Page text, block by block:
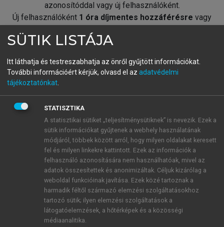
azonosítóddal vagy új felhasználóként.
Új felhasználóként 1 óra díjmentes hozzáférésre vagy
fiókoddal,vagy hozz létre új fiókot.
A regisztráció után apróbaidőszakautomatikusan
BELÉPÉS SAJÁT FIÓKKAL
ÚJ FIÓK LÉTREHOZÁSA
1 óra díjmentes hozzáférés
E-MAIL-CÍM
SÜTIK LISTÁJA
Itt láthatja és testreszabhatja az önről gyűjtött információkat.
További információért kérjük, olvasd el az adatvédelmi
tájékoztatónkat
STATISZTIKA
A statisztikai sütiket „teljesítménysütiknek” is nevezik. Ezek a
sütik információkat gyűjtenek a webhely használatának
módjáról, többek között arról, hogy milyen oldalakat keresett
fel és milyen linkekre kattintott. Ezek az információk a
felhasználó azonosítására nem használhatóak, mivel az
adatok összesítettek és anonimizáltak. Céljuk kizárólag a
weboldal funkcióinak javítása. Ezek közé tartoznak a
harmadik féltől származó elemzési szolgáltatásokhoz
tartozó sütik; ilyen elemzési szolgáltatások a
látogatóelemzések, a hőtérképek és a közösségi
médiaanalitika.